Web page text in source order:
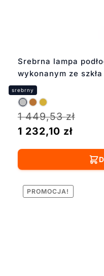
Srebrna lampa
wykonanym ze szkła
1 449,53zł
1 232,10 zł
PROMOCJA!